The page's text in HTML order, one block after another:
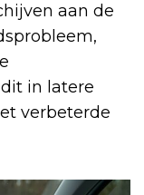
aan de
in latere
verbeterde